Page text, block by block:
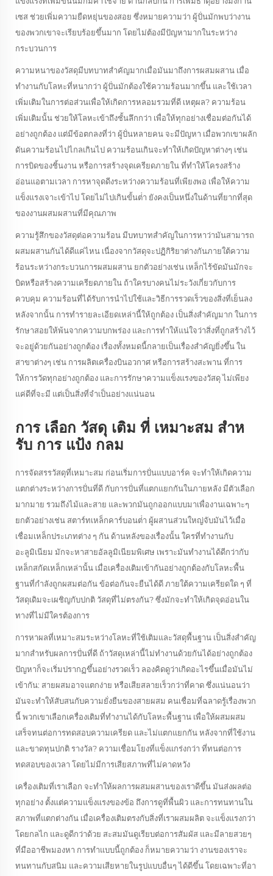
เซส ช่วยเพิ่มความยืดหยุ่นของสอย ซึ่งหมายความว่า ผู้ปั่นมักพบว่างาน
ของพวกเขาจะเรียบร้อยขึ้นมาก โดยไม่ต้องมีปัญหามากในระหว่าง
กระบวนการ
ความหนาของวัสดุมีบทบาทสําคัญมากเมื่อมันมาถึงการผสมผสาน เมื่อ
ทํางานกับโลหะที่หนากว่า ผู้ปั่นมักต้องใช้ความร้อนมากขึ้น และใช้เวลา
เพิ่มเติมในการต่อส่วนเพื่อให้เกิดการหลอมรวมที่ดี เหตุผล? ความร้อน
เพิ่มเติมนั้น ช่วยให้โลหะเข้าถึงชั้นลึกกว่า เพื่อให้ทุกอย่างเชื่อมต่อกันได้
อย่างถูกต้อง แต่มีข้อตกลงที่ว่า ผู้ปั่นหลายคน จะมีปัญหา เมื่อพวกเขาผลัก
ดันความร้อนไปไกลเกินไป ความร้อนเกินจะทําให้เกิดปัญหาต่างๆ เช่น
การบิดของชิ้นงาน หรือการสร้างจุดเครียดภายใน ที่ทําให้โครงสร้าง
อ่อนแอตามเวลา การหาจุดดีงระหว่างความร้อนที่เพียงพอ เพื่อให้ความ
แข็งแรงเจาะเข้าไป โดยไม่ไปเกินขั้นต่ํา ยังคงเป็นหนึ่งในด้านที่ยากที่สุด
ของงานผสมผสานที่มีคุณภาพ
ความรู้สึกของวัสดุต่อความร้อน มีบทบาทสําคัญในการหาว่ามันสามารถ
ผสมผสานกันได้ดีแค่ไหน เนื่องจากวัสดุจะปฏิกิริยาต่างกันภายใต้ความ
ร้อนระหว่างกระบวนการผสมผสาน ยกตัวอย่างเช่น เหล็กไร้ขัดมันมักจะ
บิดหรือสร้างความเครียดภายใน ถ้าใครบางคนไม่ระวังเกี่ยวกับการ
ควบคุม ความร้อนที่ได้รับการนําไปใช้และวิธีการรวดเร็วของสิ่งที่เย็นลง
หลังจากนั้น การทํารายละเอียดเหล่านี้ให้ถูกต้อง เป็นสิ่งสําคัญมาก ในการ
รักษาสอยให้พ้นจากความบกพร่อง และการทําให้แน่ใจว่าสิ่งที่ถูกสร้างไว้
จะอยู่ด้วยกันอย่างถูกต้อง เรื่องทั้งหมดนี้กลายเป็นเรื่องสําคัญยิ่งขึ้น ใน
สาขาต่างๆ เช่น การผลิตเครื่องบินอวกาศ หรือการสร้างสะพาน ที่การ
ให้การวัดทุกอย่างถูกต้อง และการรักษาความแข็งแรงของวัสดุ ไม่เพียง
แค่ดีที่จะมี แต่เป็นสิ่งที่จําเป็นอย่างแน่นอน
การ เลือก วัสดุ เติม ที่ เหมาะสม สําห
รับ การ แป้ง กลม
การจัดสรรวัสดุที่เหมาะสม ก่อนเริ่มการปั่นแบบอาร์ค จะทําให้เกิดความ
แตกต่างระหว่างการปั่นที่ดี กับการปั่นที่แตกแยกกันในภายหลัง มีตัวเลือก
มากมาย รวมถึงไม้และสาย และพวกมันถูกออกแบบมาเพื่องานเฉพาะๆ
ยกตัวอย่างเช่น สตาร์ทเหล็กคาร์บอนต่ํา ผู้ผสานส่วนใหญ่จับมันไว้เมื่อ
เชื่อมเหล็กประเภทต่าง ๆ กัน ด้านหลังของเรื่องนั้น ใครที่ทํางานกับ
อะลูมิเนียม มักจะหาสายอัลลูมิเนียมพิเศษ เพราะมันทํางานได้ดีกว่ากับ
เหล็กสกัดเหล็กเหล่านั้น เมื่อเครื่องเติมเข้ากันอย่างถูกต้องกับโลหะพื้น
ฐานที่กําลังถูกผสมต่อกัน ข้อต่อกันจะยืนได้ดี ภายใต้ความเครียดใด ๆ ที่
วัสดุเดิมจะเผชิญกับปกติ วัสดุที่ไม่ตรงกัน? ซึ่งมักจะทําให้เกิดจุดอ่อนใน
ทางที่ไม่มีใครต้องการ
การหาผลที่เหมาะสมระหว่างโลหะที่ใช้เติมและวัสดุพื้นฐาน เป็นสิ่งสําคัญ
มากสําหรับผลการปั่นที่ดี ถ้าวัสดุเหล่านี้ไม่ทํางานด้วยกันได้อย่างถูกต้อง
ปัญหาก็จะเริ่มปรากฏขึ้นอย่างรวดเร็ว ลองคิดดูว่าเกิดอะไรขึ้นเมื่อมันไม่
เข้ากัน: สายผสมอาจแตกง่าย หรือเสียสลายเร็วกว่าที่คาด ซึ่งแน่นอนว่า
มันจะทําให้สับสนกับความยั่งยืนของสายผสม คนเชื่อมที่ฉลาดรู้เรื่องพวก
นี้ พวกเขาเลือกเครื่องเติมที่ทํางานได้กับโลหะพื้นฐาน เพื่อให้ผสมผสม
เสร็จทนต่อการทดสอบความเครียด และไม่แตกแยกกัน หลังจากที่ใช้งาน
และขาดทุนปกติ รางวัล? ความเชื่อมโยงที่แข็งแกร่งกว่า ที่ทนต่อการ
ทดสอบของเวลา โดยไม่มีการเสียสภาพที่ไม่คาดหวัง
เครื่องเติมที่เราเลือก จะทําให้ผลการผสมผสานของเราดีขึ้น มันส่งผลต่อ
ทุกอย่าง ตั้งแต่ความแข็งแรงของข้อ ถึงการดูที่พื้นผิว และการทนทานใน
สภาพที่แตกต่างกัน เมื่อเครื่องเติมตรงกับสิ่งที่เราผสมผลิต จะแข็งแรงกว่า
โดยกลไก และดูดีกว่าด้วย สะสมมันดูเรียบต่อการสัมผัส และมีลายสวยๆ
ที่มืออาชีพมองหา การทําแบบนี้ถูกต้อง ก็หมายความว่า งานของเราจะ
ทนทานกับสนิม และความเสียหายในรูปแบบอื่นๆ ได้ดีขึ้น โดยเฉพาะที่อา